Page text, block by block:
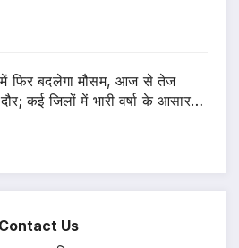
में फिर बदलेगा मौसम, आज से तेज
कई जिलों में भारी वर्षा के आसार…
Contact Us